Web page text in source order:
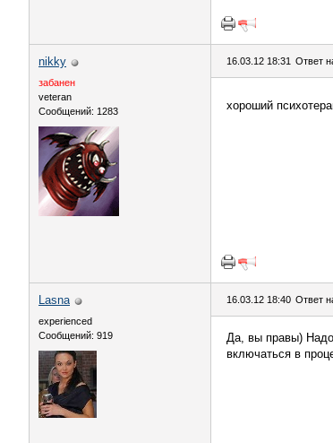
nikky
забанен
veteran
Сообщений: 1283
16.03.12 18:31 Ответ
хороший
Lasna
experienced
Сообщений: 919
16.03.12 18:40 Ответ
Да, вы правы)
включаться в